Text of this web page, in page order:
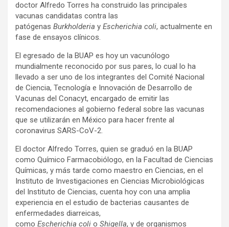
doctor Alfredo Torres ha construido las principales
vacunas candidatas contra las
patógenas Burkholderia y Escherichia coli, actualmente en
fase de ensayos clínicos.
El egresado de la BUAP es hoy un vacunólogo
mundialmente reconocido por sus pares, lo cual lo ha
llevado a ser uno de los integrantes del Comité Nacional
de Ciencia, Tecnología e Innovación de Desarrollo de
Vacunas del Conacyt, encargado de emitir las
recomendaciones al gobierno federal sobre las vacunas
que se utilizarán en México para hacer frente al
coronavirus SARS-CoV-2.
El doctor Alfredo Torres, quien se graduó en la BUAP
como Químico Farmacobiólogo, en la Facultad de Ciencias
Químicas, y más tarde como maestro en Ciencias, en el
Instituto de Investigaciones en Ciencias Microbiológicas
del Instituto de Ciencias, cuenta hoy con una amplia
experiencia en el estudio de bacterias causantes de
enfermedades diarreicas,
como Escherichia coli o Shigella, y de organismos